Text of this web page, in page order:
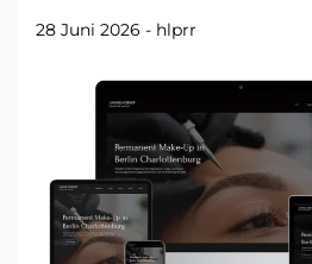
28 Juni 2026 - hlprr